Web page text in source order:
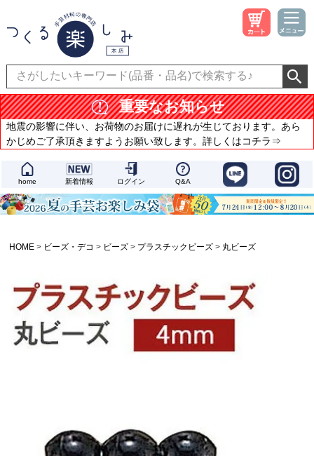
重要なお知らせ
地震の影響に伴い、お荷物のお届けに遅れが生じております。あら
かじめご了承頂きますようお願い致します。詳しくはコチラ⇒
home 新着情報 ログイン Q&A
HOME ビーズ・デコ ビーズ プラスチックビーズ 丸ビーズ